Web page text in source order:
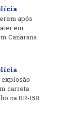
após
em
Canarana
carreta
na BR-158